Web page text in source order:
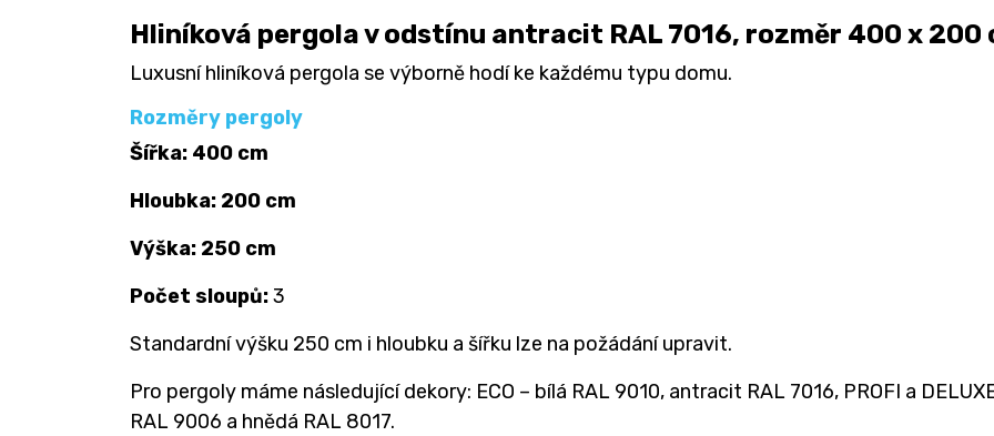
Hliníková pergola v odstínu antracit RAL 7016, rozměr 400 x 200
Luxusní hliníková pergola se výborně hodí ke každému typu domu.
Rozměry pergoly
Šířka: 400 cm
Hloubka: 200 cm
Výška: 250 cm
Počet sloupů:3
Standardní výšku 250 cm i hloubku a šířku lze na požádání upravit.
Pro pergoly máme následující dekory: ECO – bílá RAL 9010, antracit RAL 7016, PROFI a
RAL 9006 a hnědá RAL 8017.